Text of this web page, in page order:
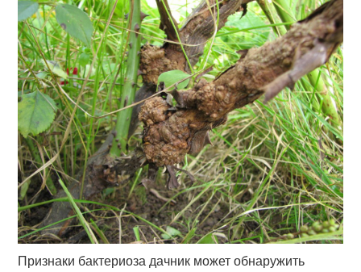
Признаки бактериоза дачник может обнаружить